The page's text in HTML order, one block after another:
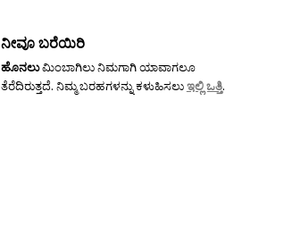
ನೀವೂ ಬರೆಯಿರಿ
ಹೊನಲುಮಿಂಬಾಗಿಲು ನಿಮಗಾಗಿ ಯಾವಾಗಲೂ
ತೆರೆದಿರುತ್ತದೆ. ನಿಮ್ಮ ಬರಹಗಳನ್ನು ಕಳುಹಿಸಲುಇಲ್ಲಿ ಒತ್ತಿ.